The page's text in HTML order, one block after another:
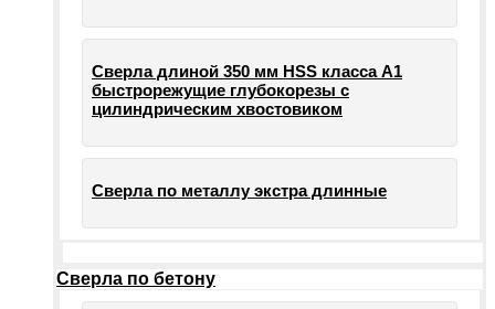
Сверла длиной 350 мм HSS класса А1
быстрорежущие глубокорезы с
цилиндрическим хвостовиком
Сверла по металлу экстра длинные
Сверла по бетону